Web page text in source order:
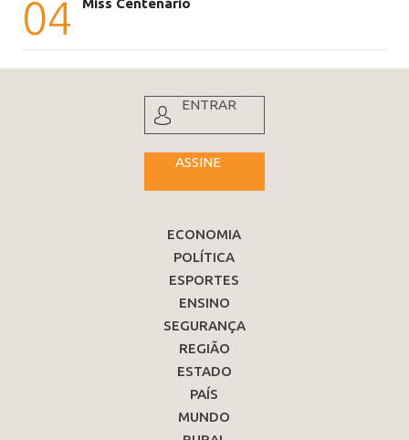
04 Miss Centenário
ENTRAR
ASSINE
ECONOMIA
POLÍTICA
ESPORTES
ENSINO
SEGURANÇA
REGIÃO
ESTADO
PAÍS
MUNDO